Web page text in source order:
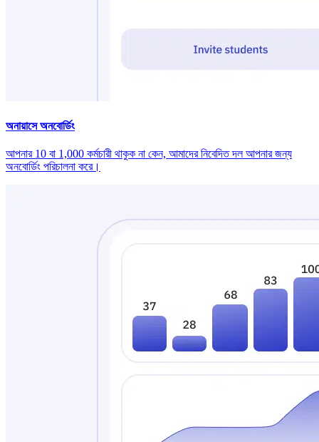
অনায়াসে অনবোর্ডিং
আপনার 10 বা 1,000 কর্মচারী থাকুক না কেন, আমাদের নিবেদিত দল আপনার জন্য
অনবোর্ডিং পরিচালনা করে।